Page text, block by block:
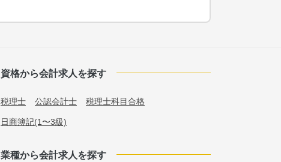
資格から会計求人を探す
税理士 公認会計士 税理士科目合格
日商簿記(1〜3級)
業種から会計求人を探す